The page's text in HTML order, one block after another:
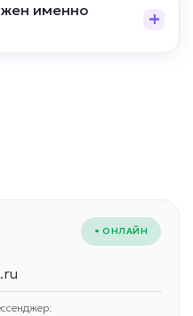
именно
• ОНЛАЙН